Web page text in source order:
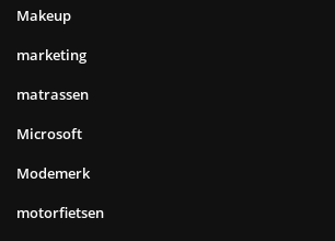
Makeup
marketing
matrassen
Microsoft
Modemerk
motorfietsen